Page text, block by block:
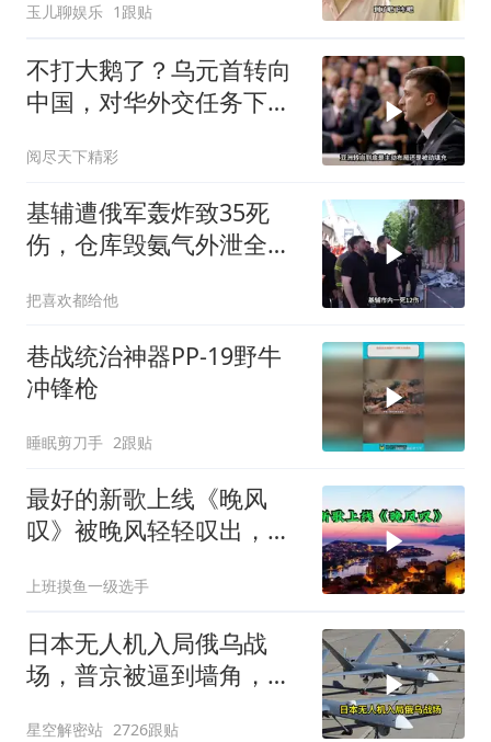
玉儿聊娱乐 1跟贴
不打大鹅了？乌元首转向
中国，对华外交任务下
阅尽天下精彩
基辅遭俄军轰炸致35死
伤，仓库毁氨气外泄全城
把喜欢都给他
巷战统治神器PP-19野牛
冲锋枪
睡眠剪刀手 2跟贴
最好的新歌上线《晚风
叹》被晚风轻轻叹出，散
上班摸鱼一级选手
日本无人机入局俄乌战
场，普京被逼到墙角，这
星空解密站 2726跟贴